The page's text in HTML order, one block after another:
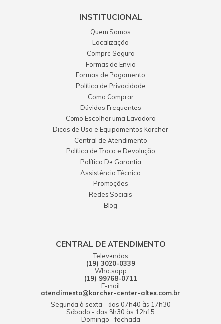
INSTITUCIONAL
Quem Somos
Localização
Compra Segura
Formas de Envio
Formas de Pagamento
Política de Privacidade
Como Comprar
Dúvidas Frequentes
Como Escolher uma Lavadora
Dicas de Uso e Equipamentos Kärcher
Central de Atendimento
Política de Troca e Devolução
Política De Garantia
Assistência Técnica
Promoções
Redes Sociais
Blog
CENTRAL DE ATENDIMENTO
Televendas
(19) 3020-0339
Whatsapp
(19) 99768-0711
E-mail
atendimento@karcher-center-altex.com.br
Segunda à sexta - das 07h40 às 17h30
Sábado - das 8h30 às 12h15
Domingo - fechada